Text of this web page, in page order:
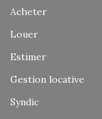
Acheter
Louer
Estimer
Gestion locative
Syndic